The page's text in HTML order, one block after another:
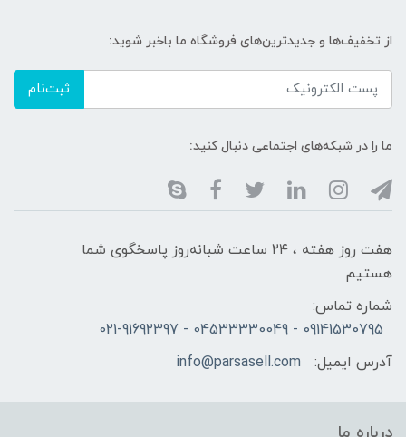
از تخفیف‌ها و جدیدترین‌های فروشگاه ما باخبر شوید:
ثبت‌نام
ما را در شبکه‌های اجتماعی دنبال کنید:
هفت روز هفته ، ۲۴ ساعت شبانه‌روز پاسخگوی شما
هستیم
شماره تماس:
09141530795 - 04533330049 - 021-91692397
آدرس ایمیل:
info@parsasell.com